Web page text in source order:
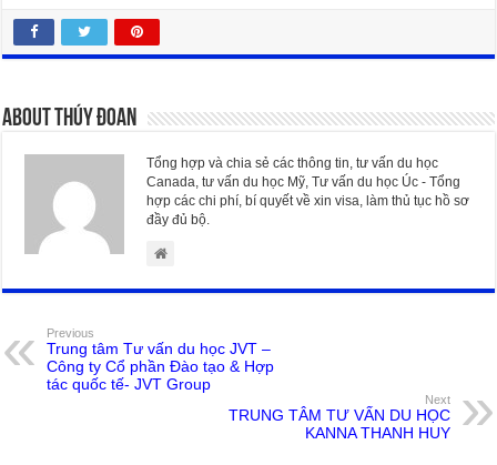
About Thúy Đoan
Tổng hợp và chia sẻ các thông tin, tư vấn du học
Canada, tư vấn du học Mỹ, Tư vấn du học Úc - Tổng
hợp các chi phí, bí quyết về xin visa, làm thủ tục hồ sơ
đầy đủ bộ.
Previous
Trung tâm Tư vấn du học JVT –
Công ty Cổ phần Đào tạo & Hợp
tác quốc tế- JVT Group
Next
TRUNG TÂM TƯ VẤN DU HỌC
KANNA THANH HUY